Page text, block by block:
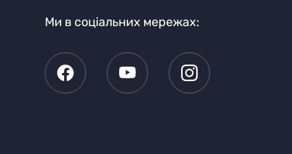
Ми в соціальних мережах: